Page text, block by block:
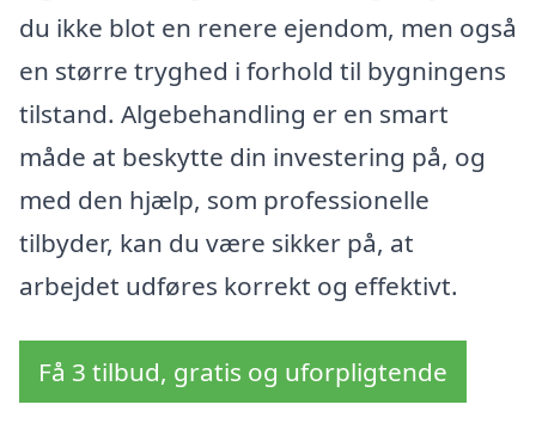
du ikke blot en renere ejendom, men også
en større tryghed i forhold til bygningens
tilstand. Algebehandling er en smart
måde at beskytte din investering på, og
med den hjælp, som professionelle
tilbyder, kan du være sikker på, at
arbejdet udføres korrekt og effektivt.
Få 3 tilbud, gratis og uforpligtende